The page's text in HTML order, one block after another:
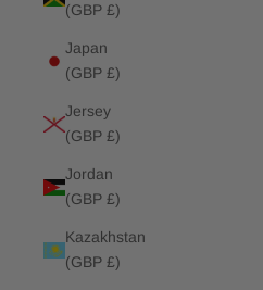
(GBP £)
Japan
(GBP £)
Jersey
(GBP £)
Jordan
(GBP £)
Kazakhstan
(GBP £)